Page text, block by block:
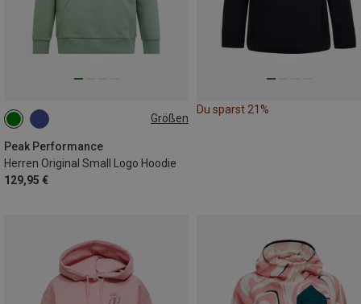
Größen
Peak Performance
Herren Original Small Logo Hoodie
129,95 €
S M
Du sparst 21%